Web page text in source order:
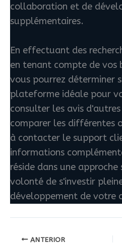
collaboration et de
supplémentaires.
En effectuant des
en tenant compte de vos
vous pourrez déterminer
plateforme idéale pour
consulter les avis
comparer les différentes
à contacter le support
informations
réside dans une
volonté de s'investir
développement de votre
ANTERIOR